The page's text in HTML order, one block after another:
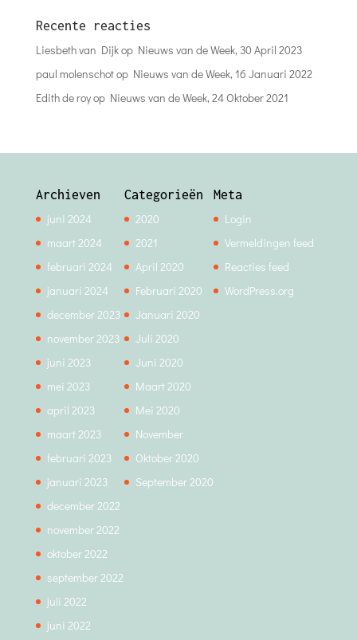
Recente reacties
Liesbeth van Dijkop Nieuws van de Week, 30 April 2023
paul molenschotop Nieuws van de Week, 16 Januari 2022
Edith de royop Nieuws van de Week, 24 Oktober 2021
Archieven
juni 2024
maart 2024
februari 2024
januari 2024
december 2023
november 2023
juni 2023
mei 2023
april 2023
maart 2023
februari 2023
januari 2023
december 2022
november 2022
oktober 2022
september 2022
juli 2022
juni 2022
Categorieën
2020
2021
April 2020
Februari 2020
Januari 2020
Juli 2020
Juni 2020
Maart 2020
Mei 2020
November
Oktober 2020
September 2020
Meta
Login
Vermeldingen feed
Reacties feed
WordPress.org